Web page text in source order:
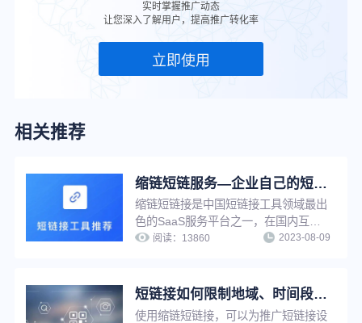
实时掌握推广动态
让您深入了解用户，提高推广转化率
立即使用
相关推荐
缩链短链服务—企业自己的短链接系统
缩链短链接是中国短链接工具领域最出
色的SaaS服务平台之一，在国内互联
网营销工具服务领域占有一席之地，功
并提供丰富的链接管理功能与推广服
阅读： 13860 2023-08-09
短链接如何限制地域、时间段访问？简单三步，满足个性化推广需求
使用缩链短链接，可以为推广短链接设